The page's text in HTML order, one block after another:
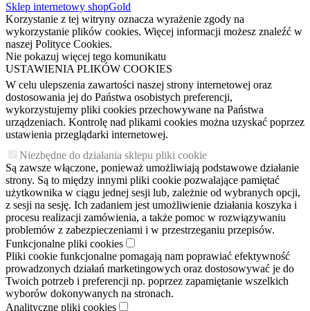
Sklep internetowy shopGold
Korzystanie z tej witryny oznacza wyrażenie zgody na
wykorzystanie plików cookies. Więcej informacji możesz znaleźć w
naszej Polityce Cookies.
Nie pokazuj więcej tego komunikatu
USTAWIENIA PLIKÓW COOKIES
W celu ulepszenia zawartości naszej strony internetowej oraz
dostosowania jej do Państwa osobistych preferencji,
wykorzystujemy pliki cookies przechowywane na Państwa
urządzeniach. Kontrolę nad plikami cookies można uzyskać poprzez
ustawienia przeglądarki internetowej.
Niezbędne do działania sklepu pliki cookie
Są zawsze włączone, ponieważ umożliwiają podstawowe działanie
strony. Są to między innymi pliki cookie pozwalające pamiętać
użytkownika w ciągu jednej sesji lub, zależnie od wybranych opcji,
z sesji na sesję. Ich zadaniem jest umożliwienie działania koszyka i
procesu realizacji zamówienia, a także pomoc w rozwiązywaniu
problemów z zabezpieczeniami i w przestrzeganiu przepisów.
Funkcjonalne pliki cookies
Pliki cookie funkcjonalne pomagają nam poprawiać efektywność
prowadzonych działań marketingowych oraz dostosowywać je do
Twoich potrzeb i preferencji np. poprzez zapamiętanie wszelkich
wyborów dokonywanych na stronach.
Analityczne pliki cookies